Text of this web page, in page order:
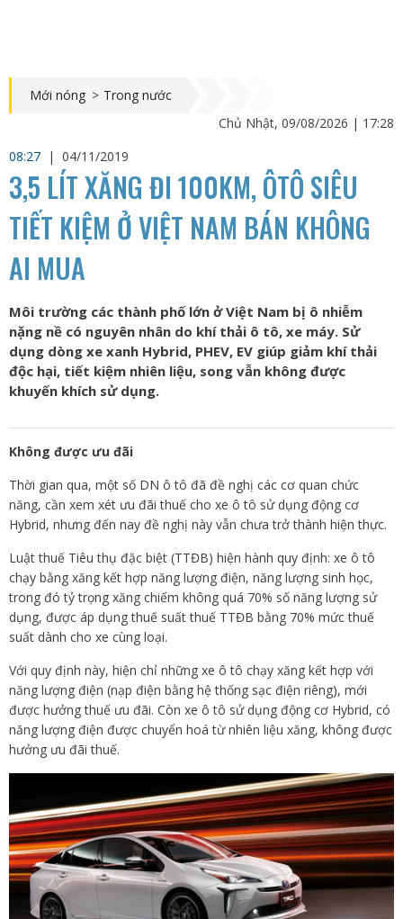
Mới nóng > Trong nước
Chủ Nhật, 09/08/2026 | 17:28
08:27 | 04/11/2019
3,5 LÍT XĂNG ĐI 100KM, ÔTÔ SIÊU
TIẾT KIỆM Ở VIỆT NAM BÁN KHÔNG
AI MUA
Môi trường các thành phố lớn ở Việt Nam bị ô nhiễm
nặng nề có nguyên nhân do khí thải ô tô, xe máy. Sử
dụng dòng xe xanh Hybrid, PHEV, EV giúp giảm khí thải
độc hại, tiết kiệm nhiên liệu, song vẫn không được
khuyến khích sử dụng.
Không được ưu đãi
Thời gian qua, một số DN ô tô đã đề nghị các cơ quan chức
năng, cần xem xét ưu đãi thuế cho xe ô tô sử dụng động cơ
Hybrid, nhưng đến nay đề nghị này vẫn chưa trở thành hiện thực.
Luật thuế Tiêu thụ đặc biệt (TTĐB) hiện hành quy định: xe ô tô
chạy bằng xăng kết hợp năng lượng điện, năng lượng sinh học,
trong đó tỷ trọng xăng chiếm không quá 70% số năng lượng sử
dụng, được áp dụng thuế suất thuế TTĐB bằng 70% mức thuế
suất dành cho xe cùng loại.
Với quy định này, hiện chỉ những xe ô tô chạy xăng kết hợp với
năng lượng điện (nạp điện bằng hệ thống sạc điện riêng), mới
được hưởng thuế ưu đãi. Còn xe ô tô sử dụng động cơ Hybrid, có
năng lượng điện được chuyển hoá từ nhiên liệu xăng, không được
hưởng ưu đãi thuế.